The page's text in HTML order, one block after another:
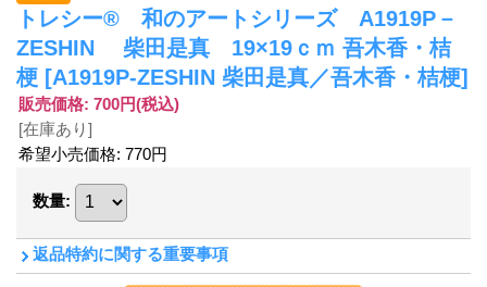
トレシー® 和のアートシリーズ A1919P－
ZESHIN 柴田是真 19×19ｃｍ 吾木香・桔
梗 [A1919P-ZESHIN 柴田是真／吾木香・桔梗]
販売価格: 700円(税込)
[在庫あり]
希望小売価格: 770円
数量:
返品特約に関する重要事項